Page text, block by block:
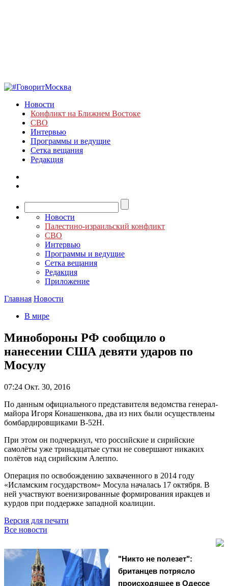
Новости
Конфликт на Ближнем Востоке
СВО
Интервью
Программы и ведущие
Сетка вещания
Редакция
Новости
Палестино-израильский конфликт
СВО
Интервью
Программы и ведущие
Сетка вещания
Редакция
Приложение
Главная Новости
В мире
Минобороны РФ сообщило о
нанесении США девяти ударов по
Мосулу
07:24 Окт. 30, 2016
По данным официального представителя ведомства генерал-
майора Игоря Конашенкова, два из них были осуществлены
бомбардировщиками В-52Н.
При этом он подчеркнул, что российские и сирийские
самолёты уже тринадцатые сутки не совершают никаких
полётов над сирийским Алеппо.
Операция по освобождению захваченного в 2014 году
«Исламским государством» Мосула началась 17 октября. В
ней участвуют военизированные формирования иракцев и
курдов при поддержке западной коалиции.
Версия для печати
Все новости
"Никто не полезет":
британцев потрясло
происходящее в Одессе